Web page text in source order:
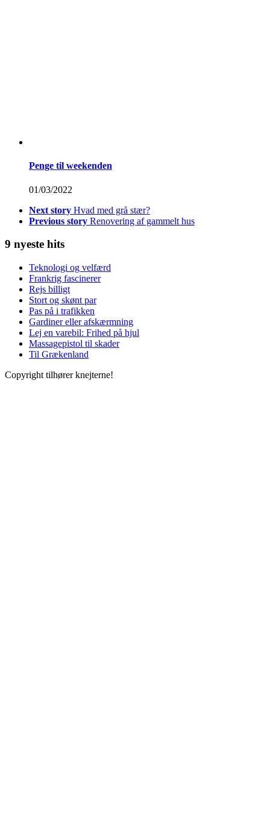
Penge til weekenden
01/03/2022
Next story Hvad med grå stær?
Previous story Renovering af gammelt hus
9 nyeste hits
Teknologi og velfærd
Frankrig fascinerer
Rejs billigt
Stort og skønt par
Pas på i trafikken
Gardiner eller afskærmning
Lej en varebil: Frihed på hjul
Massagepistol til skader
Til Grækenland
Copyright tilhører knejterne!